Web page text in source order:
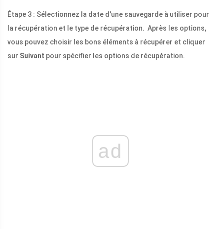
Étape 3 : Sélectionnez la date d'une sauvegarde à utiliser pour
la récupération et le type de récupération. Après les options,
vous pouvez choisir les bons éléments à récupérer et cliquer
sur Suivant pour spécifier les options de récupération.
ad